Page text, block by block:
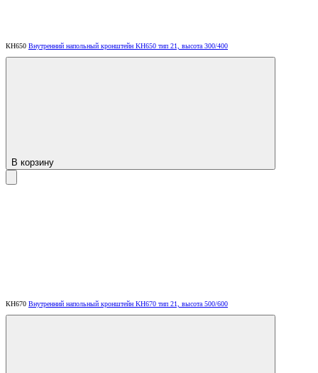
КН650 Внутренний напольный кронштейн KH650 тип 21, высота 300/400
В корзину
КН670 Внутренний напольный кронштейн KH670 тип 21, высота 500/600